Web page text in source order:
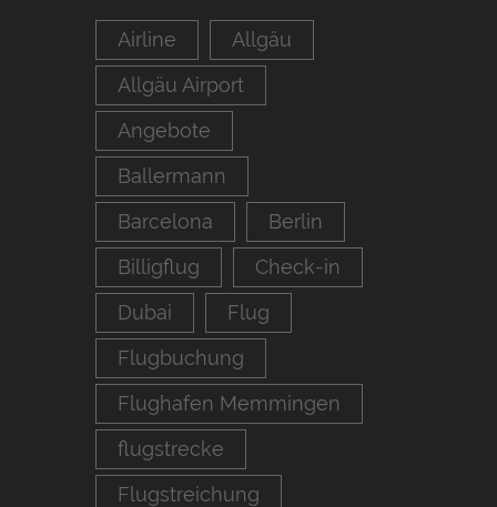
Airline
Allgäu
Allgäu Airport
Angebote
Ballermann
Barcelona
Berlin
Billigflug
Check-in
Dubai
Flug
Flugbuchung
Flughafen Memmingen
flugstrecke
Flugstreichung